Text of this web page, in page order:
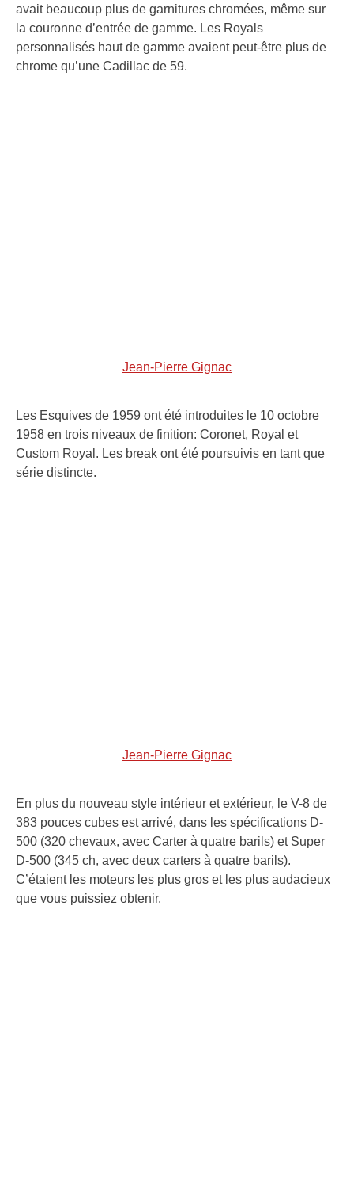
avait beaucoup plus de garnitures chromées, même sur
la couronne d’entrée de gamme. Les Royals
personnalisés haut de gamme avaient peut-être plus de
chrome qu’une Cadillac de 59.
Jean-Pierre Gignac
Les Esquives de 1959 ont été introduites le 10 octobre
1958 en trois niveaux de finition: Coronet, Royal et
Custom Royal. Les break ont été poursuivis en tant que
série distincte.
Jean-Pierre Gignac
En plus du nouveau style intérieur et extérieur, le V-8 de
383 pouces cubes est arrivé, dans les spécifications D-
500 (320 chevaux, avec Carter à quatre barils) et Super
D-500 (345 ch, avec deux carters à quatre barils).
C’étaient les moteurs les plus gros et les plus audacieux
que vous puissiez obtenir.